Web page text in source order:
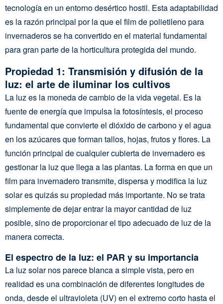
tecnología en un entorno desértico hostil. Esta adaptabilidad
es la razón principal por la que el film de polietileno para
invernaderos se ha convertido en el material fundamental
para gran parte de la horticultura protegida del mundo.
Propiedad 1: Transmisión y difusión de la
luz: el arte de iluminar los cultivos
La luz es la moneda de cambio de la vida vegetal. Es la
fuente de energía que impulsa la fotosíntesis, el proceso
fundamental que convierte el dióxido de carbono y el agua
en los azúcares que forman tallos, hojas, frutos y flores. La
función principal de cualquier cubierta de invernadero es
gestionar la luz que llega a las plantas. La forma en que un
film para invernadero transmite, dispersa y modifica la luz
solar es quizás su propiedad más importante. No se trata
simplemente de dejar entrar la mayor cantidad de luz
posible, sino de proporcionar el tipo adecuado de luz de la
manera correcta.
El espectro de la luz: el PAR y su importancia
La luz solar nos parece blanca a simple vista, pero en
realidad es una combinación de diferentes longitudes de
onda, desde el ultravioleta (UV) en el extremo corto hasta el